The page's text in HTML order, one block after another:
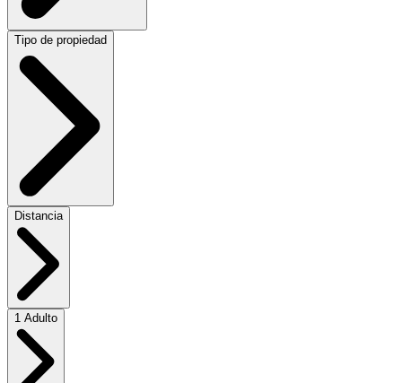
Tipo de propiedad
Distancia
1 Adulto